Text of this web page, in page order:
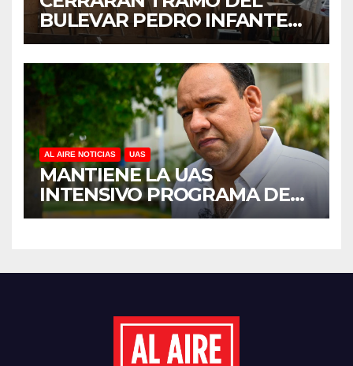
BULEVAR PEDRO INFANTE
PARA ACELERAR OBRAS
ANTES DEL REGRESO A
CLASES
AL AIRE NOTICIAS UAS
MANTIENE LA UAS
INTENSIVO PROGRAMA DE
MANTENIMIENTO Y
DEL CICLO ESCOLAR 2026-